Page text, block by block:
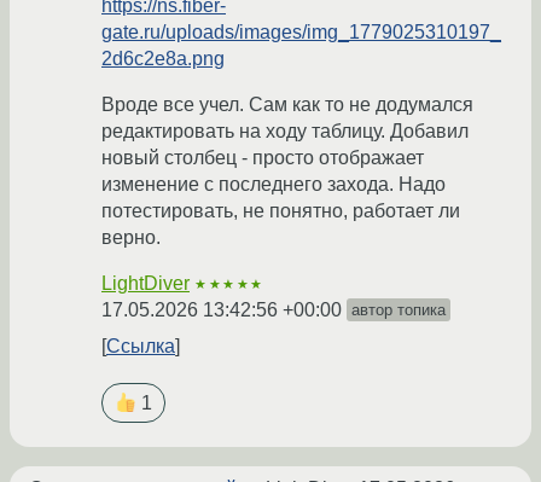
https://ns.fiber-
gate.ru/uploads/images/img_1779025310197_
2d6c2e8a.png
Вроде все учел. Сам как то не додумался
редактировать на ходу таблицу. Добавил
новый столбец - просто отображает
изменение с последнего захода. Надо
потестировать, не понятно, работает ли
верно.
LightDiver ★★★★★
17.05.2026 13:42:56 +00:00 автор топика
Ссылка
1